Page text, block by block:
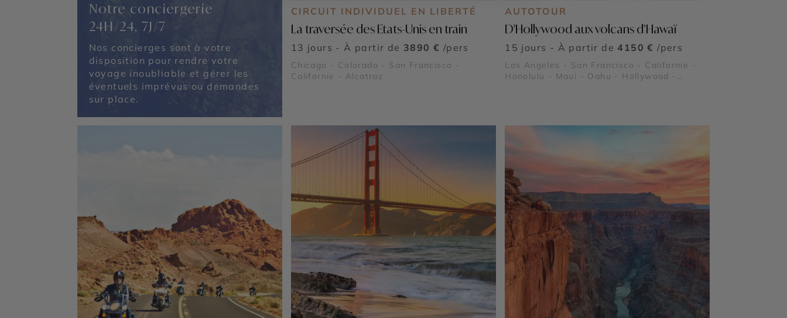
Notre conciergerie
24H/24, 7J/7
Nos concierges sont à votre
disposition pour rendre votre
voyage inoubliable et gérer les
éventuels imprévus ou demandes
sur place.
CIRCUIT INDIVIDUEL EN LIBERTÉ
La traversée des Etats-Unis en train
13 jours - À partir de 3890 € /pers
Chicago - Colorado - San Francisco -
Californie - Alcatraz
AUTOTOUR
D'Hollywood aux volcans d’Hawaï
15 jours - À partir de 4150 € /pers
Los Angeles - San Francisco - Californie -
Honolulu - Maui - Oahu - Hollywood -